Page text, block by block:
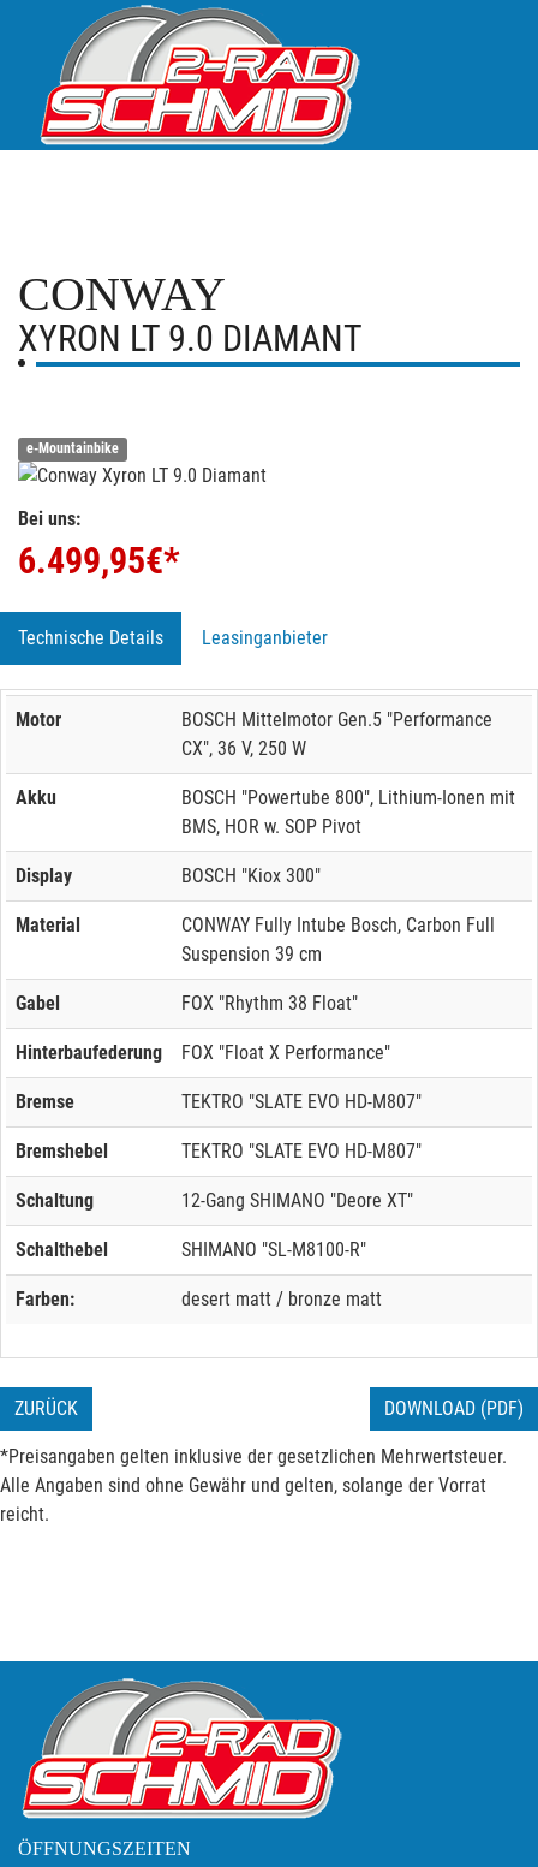
CONWAY
XYRON LT 9.0 DIAMANT
e-Mountainbike
Bei uns:
6.499,95€*
Technische Details Leasinganbieter
Motor
BOSCH Mittelmotor Gen.5 "Performance
CX", 36 V, 250 W
Akku
BOSCH "Powertube 800", Lithium-Ionen mit
BMS, HOR w. SOP Pivot
Display BOSCH "Kiox 300"
Material
CONWAY Fully Intube Bosch, Carbon Full
Suspension 39 cm
Gabel FOX "Rhythm 38 Float"
Hinterbaufederung FOX "Float X Performance"
Bremse TEKTRO "SLATE EVO HD-M807"
Bremshebel TEKTRO "SLATE EVO HD-M807"
Schaltung 12-Gang SHIMANO "Deore XT"
Schalthebel SHIMANO "SL-M8100-R"
Farben: desert matt / bronze matt
ZURÜCK DOWNLOAD (PDF)
*Preisangaben gelten inklusive der gesetzlichen Mehrwertsteuer.
Alle Angaben sind ohne Gewähr und gelten, solange der Vorrat
reicht.
ÖFFNUNGSZEITEN